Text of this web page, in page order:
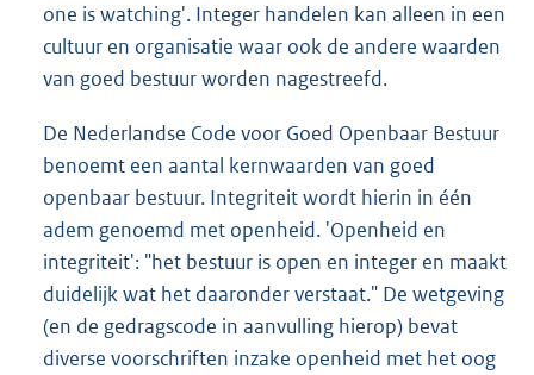
one is watching'. Integer handelen kan alleen in een
cultuur en organisatie waar ook de andere waarden
van goed bestuur worden nagestreefd.
De Nederlandse Code voor Goed Openbaar Bestuur
benoemt een aantal kernwaarden van goed
openbaar bestuur. Integriteit wordt hierin in één
adem genoemd met openheid. 'Openheid en
integriteit': "het bestuur is open en integer en maakt
duidelijk wat het daaronder verstaat." De wetgeving
(en de gedragscode in aanvulling hierop) bevat
diverse voorschriften inzake openheid met het oog